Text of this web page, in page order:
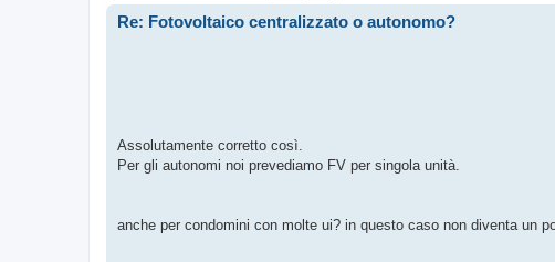
Re: Fotovoltaico centralizzato o autonomo?
Assolutamente corretto così.
Per gli autonomi noi prevediamo FV per singola unità.
anche per condomini con molte ui? in questo caso non diventa un